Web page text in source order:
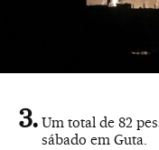
Um total de 82
sábado em Guta.